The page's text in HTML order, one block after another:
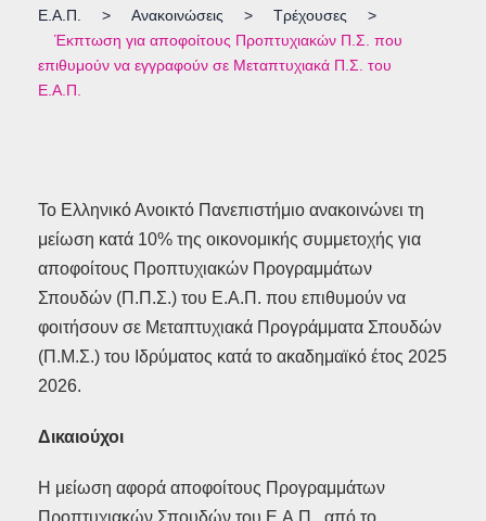
Ε.Α.Π. > Ανακοινώσεις > Τρέχουσες
>
Έκπτωση για αποφοίτους Προπτυχιακών Π.Σ. που
επιθυμούν να εγγραφούν σε Μεταπτυχιακά Π.Σ. του
Ε.Α.Π.
Το Ελληνικό Ανοικτό Πανεπιστήμιο ανακοινώνει τη
μείωση κατά 10% της οικονομικής συμμετοχής για
αποφοίτους Προπτυχιακών Προγραμμάτων
Σπουδών (Π.Π.Σ.) του Ε.Α.Π. που επιθυμούν να
φοιτήσουν σε Μεταπτυχιακά Προγράμματα Σπουδών
(Π.Μ.Σ.) του Ιδρύματος κατά το ακαδημαϊκό έτος 2025
2026.
Δικαιούχοι
Η μείωση αφορά αποφοίτους Προγραμμάτων